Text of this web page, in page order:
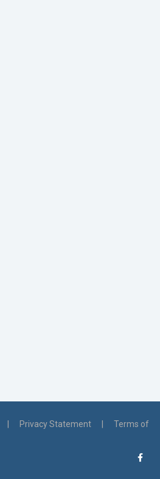
Privacy Statement
Terms of